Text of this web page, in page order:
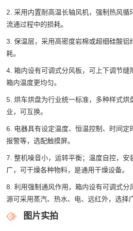
2. 采用内置耐高温长轴风机，强制热风循
流通过程中的损耗。
3. 保温层，采用高密度岩棉或超细硅酸铝
耗。
4. 箱内设有可调式分风板，可上下调节缝
箱内温度更均匀。
5. 烘车烘盘为行业统一标准，多种样式烘
业，可互换。
6. 电器具有设定温度、恒温控制、时间定
报警等，选配触摸屏。
7. 整机噪音小，运转平衡；温度自控，安
广，可干燥各种物料，是通用干燥设备。
8. 利用强制通风作用，箱内设有可调式分
源可采用蒸汽、热水、电、远红外，选择
图片实拍